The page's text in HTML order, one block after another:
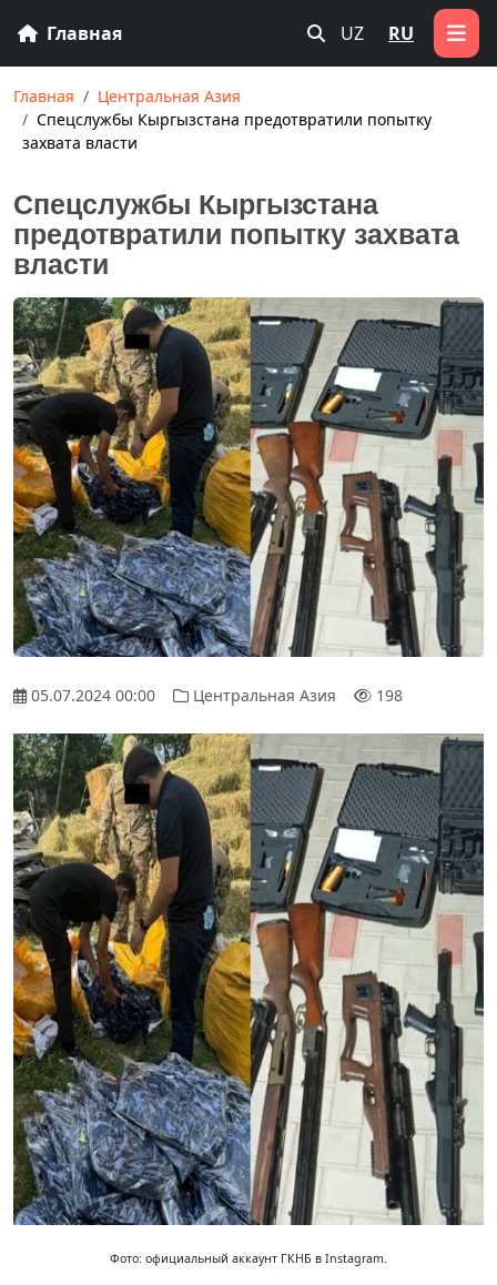
Главная UZ RU
Главная
Центральная Азия
Спецслужбы Кыргызстана предотвратили попытку
захвата власти
Спецслужбы Кыргызстана
предотвратили попытку захвата
власти
05.07.2024 00:00 Центральная Азия 198
Фото: официальный аккаунт ГКНБ в Instagram.